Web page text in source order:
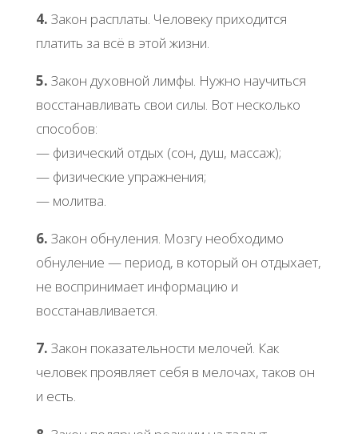
4. Закон расплаты. Человеку приходится
платить за всё в этой жизни.
5. Закон духовной лимфы. Нужно научиться
восстанавливать свои силы. Вот несколько
способов:
— физический отдых (сон, душ, массаж);
— физические упражнения;
— молитва.
6. Закон обнуления. Мозгу необходимо
обнуление — период, в который он отдыхает,
не воспринимает информацию и
восстанавливается.
7. Закон показательности мелочей. Как
человек проявляет себя в мелочах, таков он
и есть.